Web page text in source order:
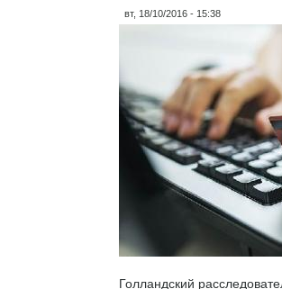
вт, 18/10/2016 - 15:38
Голландский